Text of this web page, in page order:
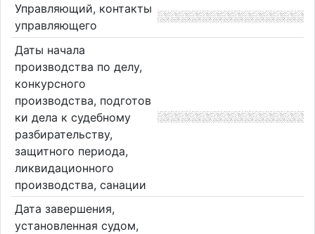
Управляющий, контакты
управляющего
Даты начала
производства по делу,
конкурсного
производства, подготов
ки дела к судебному
разбирательству,
защитного периода,
ликвидационного
производства, санации
Дата завершения,
установленная судом,